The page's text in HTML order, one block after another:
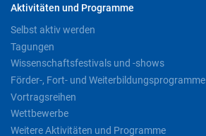
Aktivitäten und Programme
Selbst aktiv werden
Tagungen
Wissenschaftsfestivals und -shows
Förder-, Fort- und Weiterbildungsprogramme
Vortragsreihen
Wettbewerbe
Weitere Aktivitäten und Programme